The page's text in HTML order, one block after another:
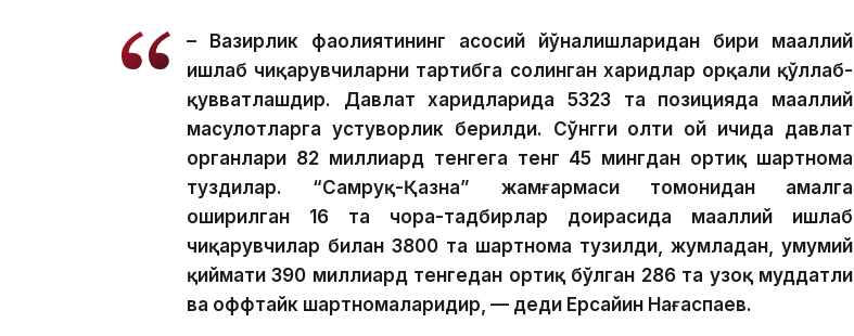
– Вазирлик фаолиятининг асосий йўналишларидан бири маҳаллий
ишлаб чиқарувчиларни тартибга солинган харидлар орқали қўллаб-
қувватлашдир. Давлат харидларида 5323 та позицияда маҳаллий
маҳсулотларга устуворлик берилди. Сўнгги олти ой ичида давлат
органлари 82 миллиард тенгега тенг 45 мингдан ортиқ шартнома
туздилар. “Самруқ-Қазна” жамғармаси томонидан амалга
оширилган 16 та чора-тадбирлар доирасида маҳаллий ишлаб
чиқарувчилар билан 3800 та шартнома тузилди, жумладан, умумий
қиймати 390 миллиард тенгедан ортиқ бўлган 286 та узоқ муддатли
ва оффтайк шартномаларидир, — деди Ерсайин Нағаспаев.